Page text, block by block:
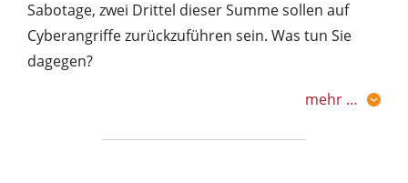
Sabotage, zwei Drittel dieser Summe sollen auf
Cyberangriffe zurückzuführen sein. Was tun Sie
dagegen?
mehr …